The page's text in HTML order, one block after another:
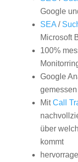
Google
SEA/
Microsoft
100%
Google
gemessen
MitCall
über
kommt